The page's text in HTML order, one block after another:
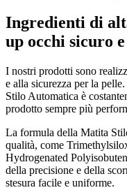
Ingredienti di
up occhi sicuro
I nostri prodotti sono
e alla sicurezza per la
Stilo Automatica è
prodotto sempre più
La formula della Matita
qualità, come
Hydrogenated
della precisione e della
stesura facile e uniforme.